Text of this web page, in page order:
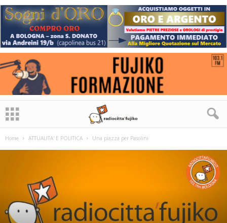
Home ATTUALITA' E POLITICA Una piazza per Pasolini